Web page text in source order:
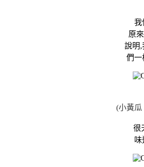
我
原
說明,
們一
(小黃瓜
很